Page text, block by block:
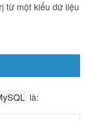
từ một kiểu dữ liệu
là: